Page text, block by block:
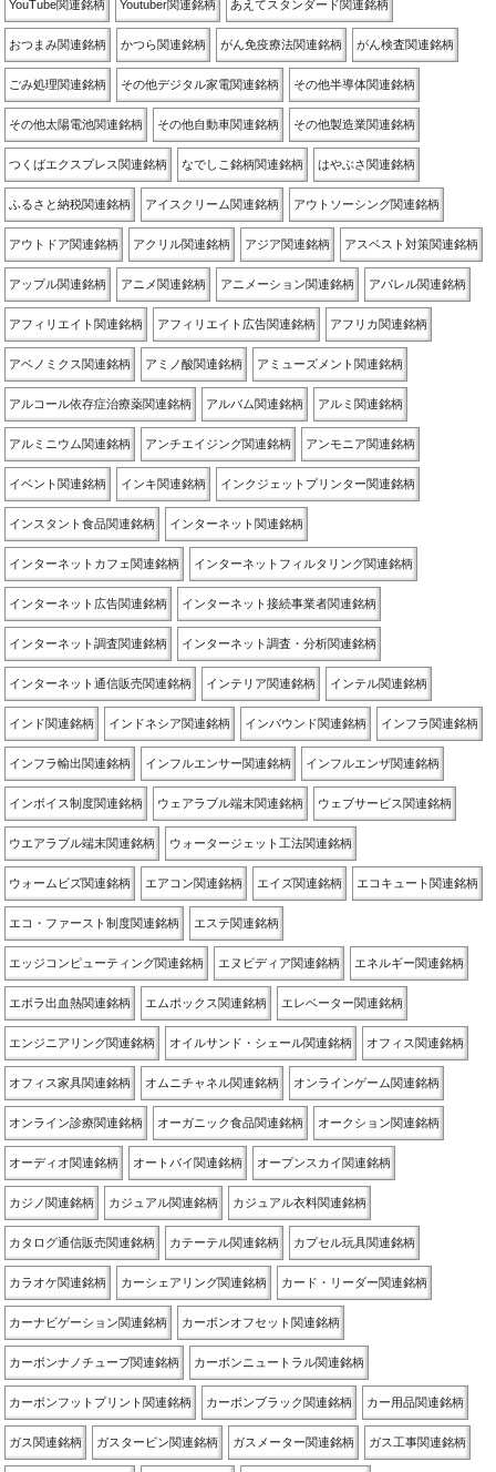
YouTube関連銘柄 Youtuber関連銘柄 あえてスタンダード関連銘柄
おつまみ関連銘柄 かつら関連銘柄 がん免疫療法関連銘柄 がん検査関連銘柄
ごみ処理関連銘柄 その他デジタル家電関連銘柄 その他半導体関連銘柄
その他太陽電池関連銘柄 その他自動車関連銘柄 その他製造業関連銘柄
つくばエクスプレス関連銘柄 なでしこ銘柄関連銘柄 はやぶさ関連銘柄
ふるさと納税関連銘柄 アイスクリーム関連銘柄 アウトソーシング関連銘柄
アウトドア関連銘柄 アクリル関連銘柄 アジア関連銘柄 アスベスト対策関連銘柄
アップル関連銘柄 アニメ関連銘柄 アニメーション関連銘柄 アパレル関連銘柄
アフィリエイト関連銘柄 アフィリエイト広告関連銘柄 アフリカ関連銘柄
アベノミクス関連銘柄 アミノ酸関連銘柄 アミューズメント関連銘柄
アルコール依存症治療薬関連銘柄 アルバム関連銘柄 アルミ関連銘柄
アルミニウム関連銘柄 アンチエイジング関連銘柄 アンモニア関連銘柄
イベント関連銘柄 インキ関連銘柄 インクジェットプリンター関連銘柄
インスタント食品関連銘柄 インターネット関連銘柄
インターネットカフェ関連銘柄 インターネットフィルタリング関連銘柄
インターネット広告関連銘柄 インターネット接続事業者関連銘柄
インターネット調査関連銘柄 インターネット調査・分析関連銘柄
インターネット通信販売関連銘柄 インテリア関連銘柄 インテル関連銘柄
インド関連銘柄 インドネシア関連銘柄 インバウンド関連銘柄 インフラ関連銘柄
インフラ輸出関連銘柄 インフルエンサー関連銘柄 インフルエンザ関連銘柄
インボイス制度関連銘柄 ウェアラブル端末関連銘柄 ウェブサービス関連銘柄
ウエアラブル端末関連銘柄 ウォータージェット工法関連銘柄
ウォームビズ関連銘柄 エアコン関連銘柄 エイズ関連銘柄 エコキュート関連銘柄
エコ・ファースト制度関連銘柄 エステ関連銘柄
エッジコンピューティング関連銘柄 エヌビディア関連銘柄 エネルギー関連銘柄
エボラ出血熱関連銘柄 エムポックス関連銘柄 エレベーター関連銘柄
エンジニアリング関連銘柄 オイルサンド・シェール関連銘柄 オフィス関連銘柄
オフィス家具関連銘柄 オムニチャネル関連銘柄 オンラインゲーム関連銘柄
オンライン診療関連銘柄 オーガニック食品関連銘柄 オークション関連銘柄
オーディオ関連銘柄 オートバイ関連銘柄 オープンスカイ関連銘柄
カジノ関連銘柄 カジュアル関連銘柄 カジュアル衣料関連銘柄
カタログ通信販売関連銘柄 カテーテル関連銘柄 カプセル玩具関連銘柄
カラオケ関連銘柄 カーシェアリング関連銘柄 カード・リーダー関連銘柄
カーナビゲーション関連銘柄 カーボンオフセット関連銘柄
カーボンナノチューブ関連銘柄 カーボンニュートラル関連銘柄
カーボンフットプリント関連銘柄 カーボンブラック関連銘柄 カー用品関連銘柄
ガス関連銘柄 ガスタービン関連銘柄 ガスメーター関連銘柄 ガス工事関連銘柄